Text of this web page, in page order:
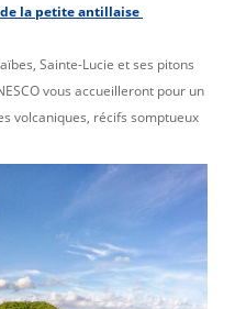
la petite antillaise
Sainte-Lucie et ses pitons
vous accueilleront pour un
volcaniques, récifs somptueux